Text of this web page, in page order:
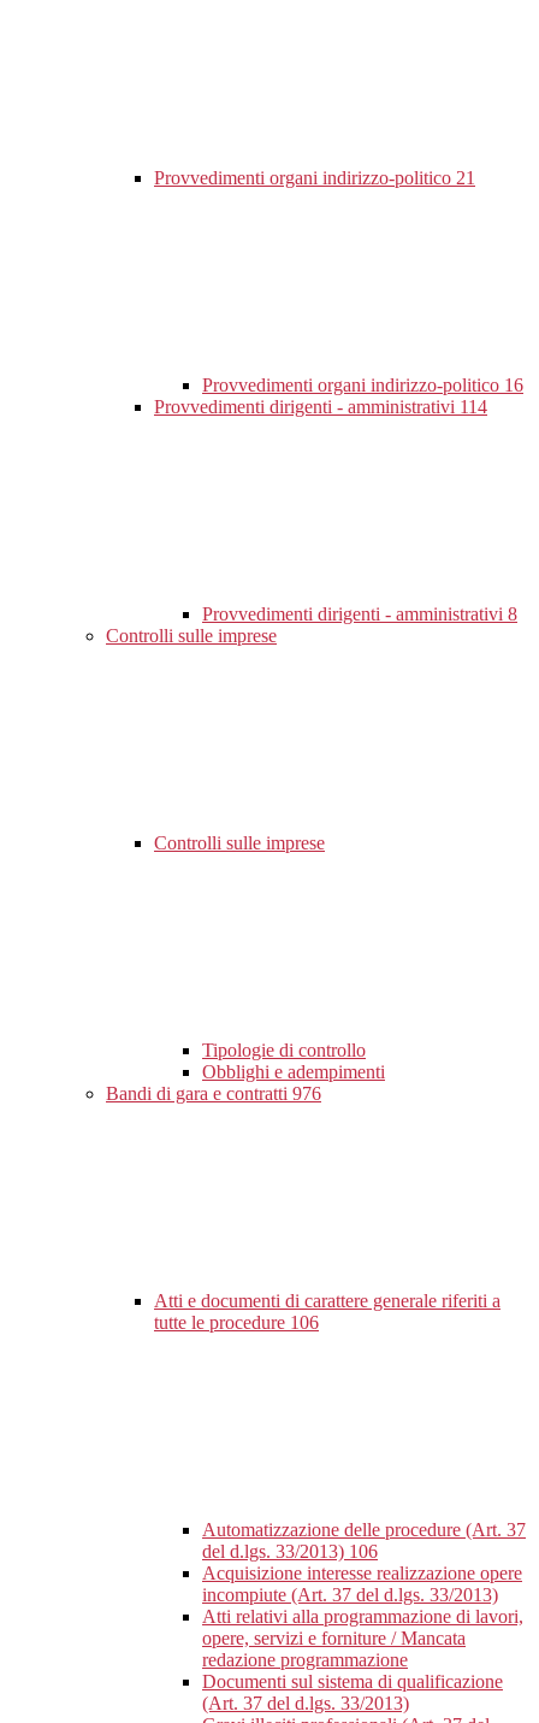
Provvedimenti organi indirizzo-politico 21
Provvedimenti organi indirizzo-politico 16
Provvedimenti dirigenti - amministrativi 114
Provvedimenti dirigenti - amministrativi 8
Controlli sulle imprese
Controlli sulle imprese
Tipologie di controllo
Obblighi e adempimenti
Bandi di gara e contratti 976
Atti e documenti di carattere generale riferiti a
tutte le procedure 106
Automatizzazione delle procedure (Art. 37
del d.lgs. 33/2013) 106
Acquisizione interesse realizzazione opere
incompiute (Art. 37 del d.lgs. 33/2013)
Atti relativi alla programmazione di lavori,
opere, servizi e forniture / Mancata
redazione programmazione
Documenti sul sistema di qualificazione
(Art. 37 del d.lgs. 33/2013)